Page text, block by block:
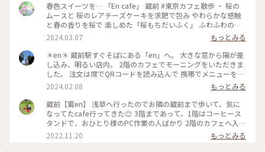
春色スイーツを… 「En cafe」 蔵前 #東京カフェ散歩 ・ 桜の
ムースと 桜のレアチーズケーキを求肥で包み やわらかな感触
と春の香りを桜で 楽しめた「桜もちだいふく」 ふわふわの口
どけと桜の風味が優しく 心地よく楽しめた桜ラテ。 ・ この時
期だけしか味わえない桜スイーツ。 とても美味しくいただき
ました。 ・ アクセス 蔵前駅徒歩1分。 #春色さがし#蔵前カフ
ェ#浅草カフェ#蔵前#浅草 #エンカフェ#en#encafe #桜スイー
ツ
2024.03.07
もっとみる
＊en＊ 蔵前駅すぐそばにある「en」へ。 大きな窓から陽が差
し込み、明るい店内。 2階のカフェでモーニングをいただきま
した。 注文は席でQRコードを読み込んで 携帯でメニューを選
んで確定する形式でした。 ちゃんと注文できたのかなと不安
でしたが しばらく待つと運ばれてきました。 ドリップコーヒ
ーとホットサンド ハム&チーズ。 軽く食べるのにちょうど良
かったです。 外国の方も多く、朝から次々お客さんが訪れる
お洒落カフェでした。 #冬の旅 #私のことりっぷ旅 #東京 #東
京さんぽ #蔵前 #蔵前さんぽ #蔵前カフェ #蔵前モーニング
2024.02.08
もっとみる
蔵前【鷰en】 浅草へ行ったのでお隣の蔵前まで歩いて、気に
なってたcafe行ってきた😊 3階まであって、1階はコーヒース
タンドで、おひとり様のPC作業の人ばかり 2階のカフェへ入り
ました！ 3階はレストランだったかな、見てないので忘れちゃ
った お目当ての、クッキー&チーズクリームケーキは売り切れ
2022.11.20 もっとみる